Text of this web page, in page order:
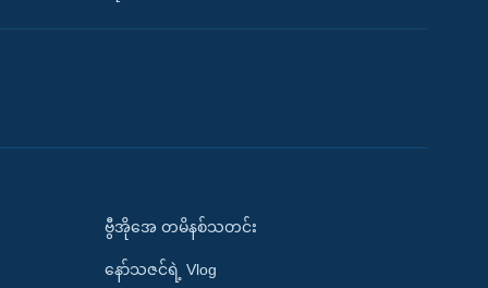
ဗွီအိုအေ တမိနစ်သတင်း
နော်သဇင်ရဲ့ Vlog